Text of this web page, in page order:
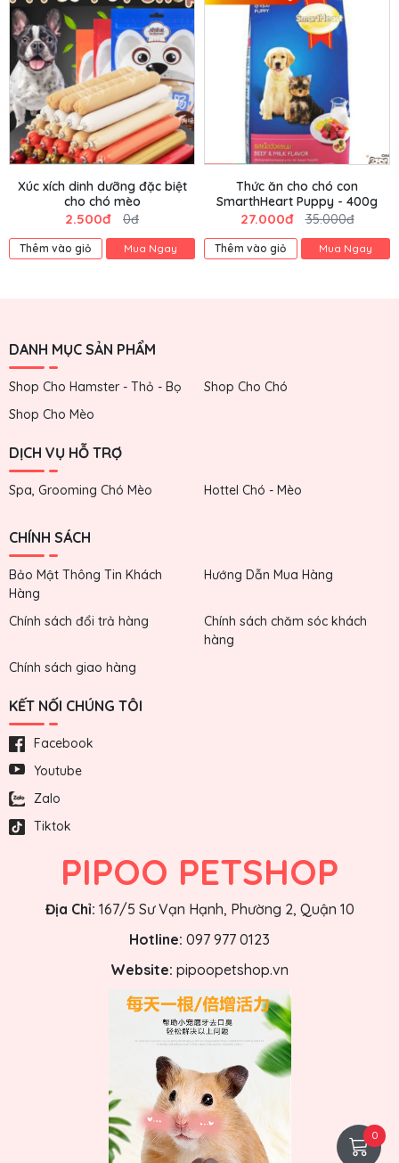
Xúc xích dinh dưỡng đặc biệt
cho chó mèo
2.500đ 0đ
Thêm vào giỏ Mua Ngay
Thức ăn cho chó con
SmarthHeart Puppy - 400g
27.000đ 35.000đ
Thêm vào giỏ Mua Ngay
DANH MỤC SẢN PHẨM
Shop Cho Hamster - Thỏ - Bọ
Shop Cho Chó
Shop Cho Mèo
DỊCH VỤ HỖ TRỢ
Spa, Grooming Chó Mèo Hottel Chó - Mèo
CHÍNH SÁCH
Bảo Mật Thông Tin Khách
Hàng
Hướng Dẫn Mua Hàng
Chính sách đổi trả hàng
Chính sách chăm sóc khách
hàng
Chính sách giao hàng
KẾT NỐI CHÚNG TÔI
Facebook
Youtube
Zalo
Tiktok
PIPOO PETSHOP
Địa Chỉ: 167/5 Sư Vạn Hạnh, Phường 2, Quận 10
Hotline: 097 977 0123
Website: pipoopetshop.vn
0